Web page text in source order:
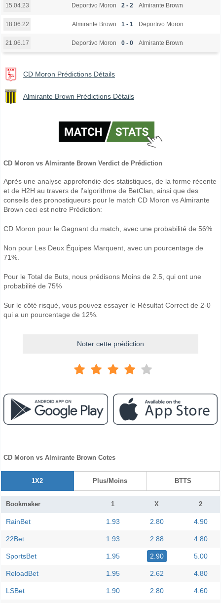
15.04.23 Deportivo Moron 2 - 2 Almirante Brown
18.06.22 Almirante Brown 1 - 1 Deportivo Moron
21.06.17 Deportivo Moron 0 - 0 Almirante Brown
CD Moron Prédictions Détails
Almirante Brown Prédictions Détails
CD Moron vs Almirante Brown Verdict de Prédiction
Après une analyse approfondie des statistiques, de la forme récente
et de H2H au travers de l'algorithme de BetClan, ainsi que des
conseils des pronostiqueurs pour le match CD Moron vs Almirante
Brown ceci est notre Prédiction:
CD Moron pour le Gagnant du match, avec une probabilité de 56%
Non pour Les Deux Équipes Marquent, avec un pourcentage de
71%.
Pour le Total de Buts, nous prédisons Moins de 2.5, qui ont une
probabilité de 75%
Sur le côté risqué, vous pouvez essayer le Résultat Correct de 2-0
qui a un pourcentage de 12%.
Noter cette prédiction
CD Moron vs Almirante Brown Cotes
1X2 Plus/Moins BTTS
Bookmaker 1 X 2
RainBet 1.93 2.80 4.90
22Bet 1.93 2.88 4.80
SportsBet 1.95 2.90 5.00
ReloadBet 1.95 2.62 4.80
LSBet 1.90 2.80 4.60